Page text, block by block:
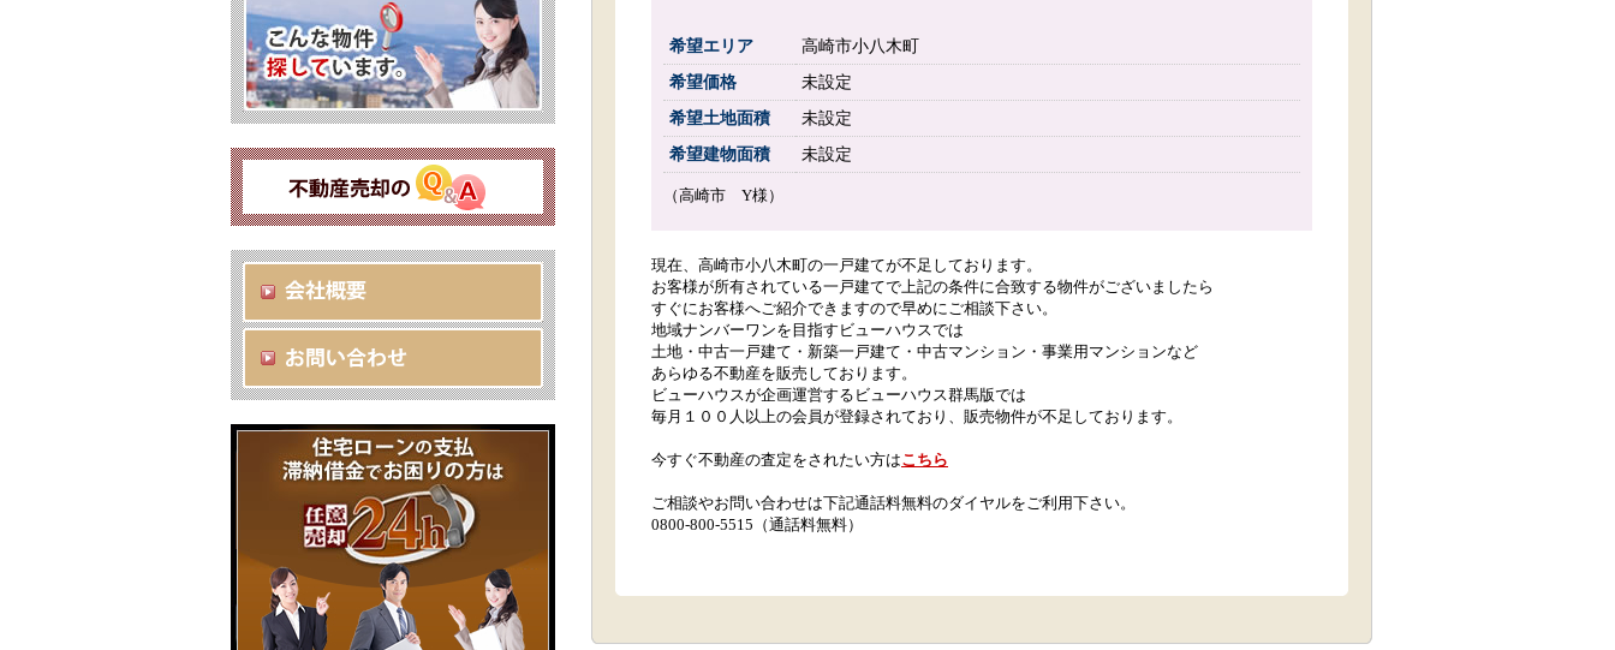
希望エリア
高崎市小八木町
希望価格
未設定
希望土地面積
未設定
希望建物面積
未設定
（高崎市 Y様）
現在、高崎市小八木町の一戸建てが不足しております。
お客様が所有されている一戸建てで上記の条件に合致する物件がございましたら
すぐにお客様へご紹介できますので早めにご相談下さい。
地域ナンバーワンを目指すビューハウスでは
土地・中古一戸建て・新築一戸建て・中古マンション・事業用マンションなど
あらゆる不動産を販売しております。
ビューハウスが企画運営するビューハウス群馬版では
毎月１００人以上の会員が登録されており、販売物件が不足しております。
今すぐ不動産の査定をされたい方はこちら
ご相談やお問い合わせは下記通話料無料のダイヤルをご利用下さい。
0800-800-5515（通話料無料）